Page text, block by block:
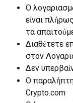
Ο
είναι
τα
Διαθέτετε
στον
Δεν
Ο
Crypto.com